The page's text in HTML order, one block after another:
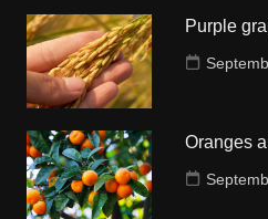
Purple
Oranges